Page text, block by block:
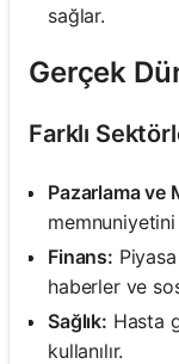
sağlar.
Gerçek
Farklı
Pazarlama ve
memnuniyetini
Finans:
haberler ve
Sağlık: Hasta
kullanılır.